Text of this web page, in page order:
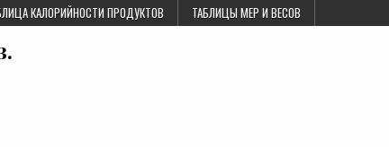
КАЛОРИЙНОСТИ ПРОДУКТОВ ТАБЛИЦЫ МЕР И ВЕСОВ